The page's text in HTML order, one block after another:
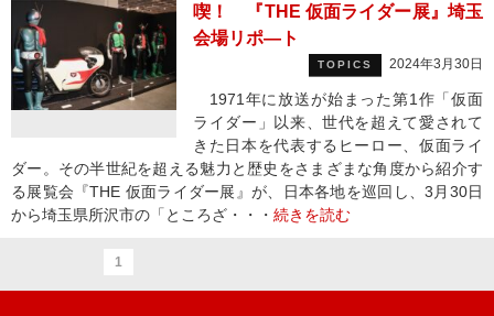
喫！ 『THE 仮面ライダー展』埼玉
会場リポ―ト
TOPICS 2024年3月30日
1971年に放送が始まった第1作「仮面
ライダー」以来、世代を超えて愛されて
きた日本を代表するヒーロー、仮面ライ
ダー。その半世紀を超える魅力と歴史をさまざまな角度から紹介す
る展覧会『THE 仮面ライダー展』が、日本各地を巡回し、3月30日
から埼玉県所沢市の「ところざ・・・ 続きを読む
1